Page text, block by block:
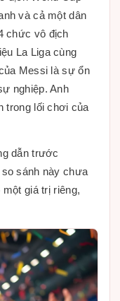
và cả một dân
chức vô địch
La Liga cùng
Messi là sự ổn
nghiệp. Anh
trong lối chơi của
dẫn trước
sánh này chưa
giá trị riêng,